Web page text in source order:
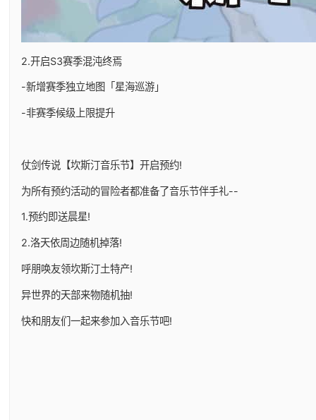
2.开启S3赛季混沌终焉
-新增赛季独立地图「星海巡游」
-非赛季候级上限提升
仗剑传说【坎斯汀音乐节】开启预约!
为所有预约活动的冒险者都准备了音乐节伴手礼--
1.预约即送晨星!
2.洛天依周边随机掉落!
呼朋唤友领坎斯汀土特产!
异世界的天部来物随机抽!
快和朋友们一起来参加入音乐节吧!